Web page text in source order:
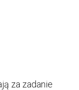
za zadanie